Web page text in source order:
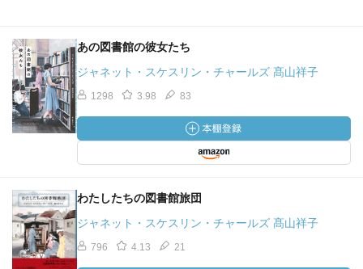
あの図書館の彼女たち
ジャネット・スケスリン・チャールズ 髙山祥子
1298 3.98 83
わたしたちの図書館旅団
ジャネット・スケスリン・チャールズ 髙山祥子
796 4.13 21